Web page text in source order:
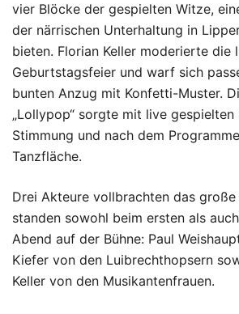
vier Blöcke der gespielten Witze,
der närrischen Unterhaltung in
bieten. Florian Keller moderierte die
Geburtstagsfeier und warf sich
bunten Anzug mit Konfetti-Muster.
„Lollypop“ sorgte mit live
Stimmung und nach dem
Tanzfläche.
Drei Akteure vollbrachten das große
standen sowohl beim ersten als
Abend auf der Bühne: Paul
Kiefer von den Luibrechthopsern
Keller von den Musikantenfrauen.